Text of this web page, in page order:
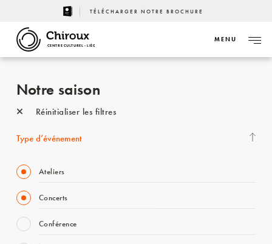
TÉLÉCHARGER NOTRE BROCHURE
CENTRE CULTUREL - LIÈGE
MENU
Notre saison
Réinitialiser les filtres
Type d’événement
Ateliers
Concerts
Conférence